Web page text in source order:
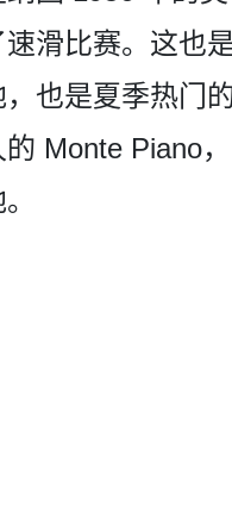
速­滑比赛。这也
，也是夏季热门
的 Monte Piano